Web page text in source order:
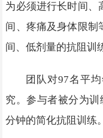
为必须进行长时间、
间、疼痛及身体限制
间、低剂量的抗阻训
团队对97名平
究。参与者被分为
分钟的简化抗阻训练。